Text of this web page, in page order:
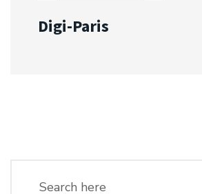
Digi-Paris